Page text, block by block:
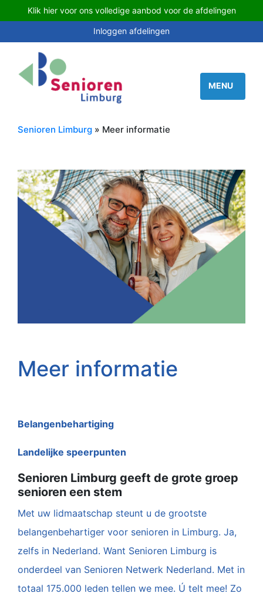
Klik hier voor ons volledige aanbod voor de afdelingen
Inloggen afdelingen
Senioren Limburg » Meer informatie
Meer informatie
Belangenbehartiging
Landelijke speerpunten
Senioren Limburg geeft de grote groep
senioren een stem
Met uw lidmaatschap steunt u de grootste
belangenbehartiger voor senioren in Limburg. Ja,
zelfs in Nederland. Want Senioren Limburg is
onderdeel van Senioren Netwerk Nederland. Met in
totaal 175.000 leden tellen we mee. Ú telt mee! Zo